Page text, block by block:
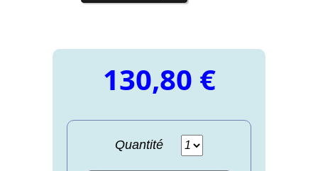
130,80 €
Quantité